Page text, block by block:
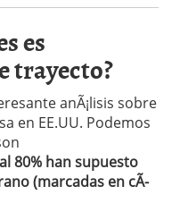
es
trayecto?
anÃ¡lisis sobre
en EE.UU. Podemos
80% han supuesto
(marcadas en cÃ­